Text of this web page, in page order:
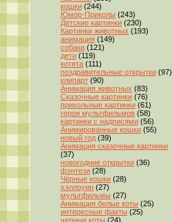
кошки (244)
Юмор-Приколы (243)
Детские картинки (230)
Картинки животных (193)
анимация (149)
собаки (121)
дети (119)
котята (111)
поздравительные открытки (97)
клипарт (90)
Анимация животных (83)
Сказочные картинки (76)
прикольные картинки (61)
герои мультфильмов (58)
картинки с надписями (56)
Анимированные кошки (55)
новый год (39)
Анимация сказочные картинки
(37)
новогодние открытки (36)
фэнтези (28)
Чёрные кошки (28)
хэллоуин (27)
мультфильмы (27)
Анимация белые коты (25)
интересные факты (25)
черные коты (24)